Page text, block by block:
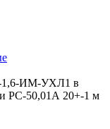
1,6-ИМ-УХЛ1 в
и РС-50,01А 20+-1 м